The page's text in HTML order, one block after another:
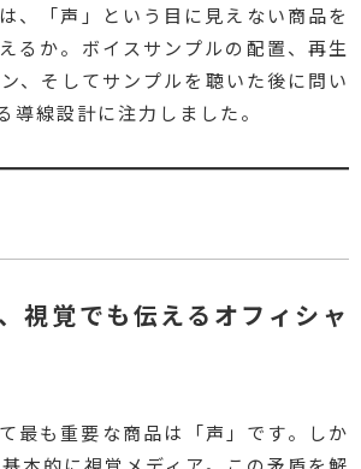
、「声」という目に見えない商品を
るか。ボイスサンプルの配置、再生
、そしてサンプルを聴いた後に問い
導線設計に注力しました。
視覚でも伝えるオフィシャ
最も重要な商品は「声」です。しか